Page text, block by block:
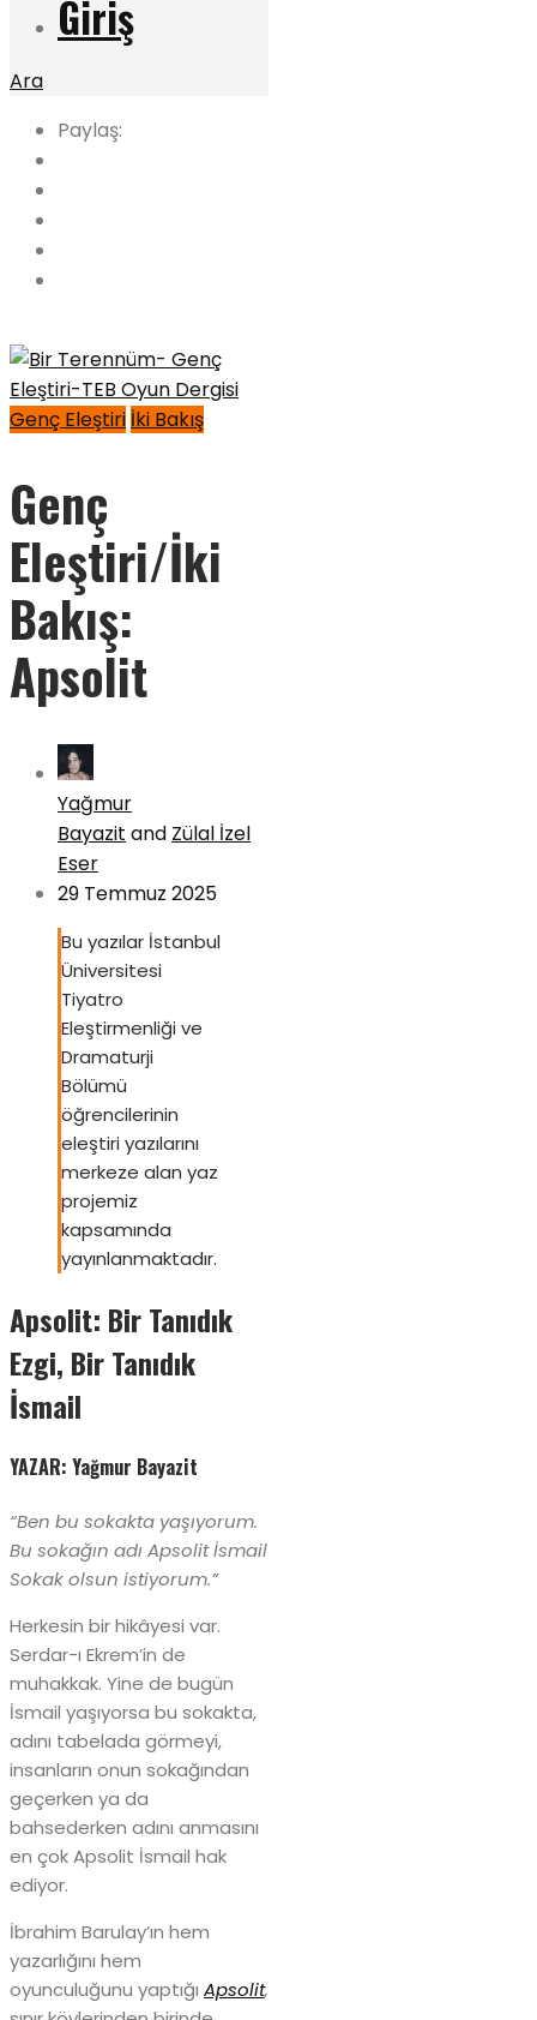
Giriş
Ara
Paylaş:
Genç Eleştiri İki Bakış
Genç
Eleştiri/İki
Bakış:
Apsolit
Yağmur
Bayazit and Zülal İzel
Eser
29 Temmuz 2025
Bu yazılar İstanbul
Üniversitesi
Tiyatro
Eleştirmenliği ve
Dramaturji
Bölümü
öğrencilerinin
eleştiri yazılarını
merkeze alan yaz
projemiz
kapsamında
yayınlanmaktadır.
Apsolit: Bir Tanıdık
Ezgi, Bir Tanıdık
İsmail
YAZAR: Yağmur Bayazit
“Ben bu sokakta yaşıyorum.
Bu sokağın adı Apsolit İsmail
Sokak olsun istiyorum.”
Herkesin bir hikâyesi var.
Serdar-ı Ekrem’in de
muhakkak. Yine de bugün
İsmail yaşıyorsa bu sokakta,
adını tabelada görmeyi,
insanların onun sokağından
geçerken ya da
bahsederken adını anmasını
en çok Apsolit İsmail hak
ediyor.
İbrahim Barulay’ın hem
yazarlığını hem
oyunculuğunu yaptığı Apsolit,